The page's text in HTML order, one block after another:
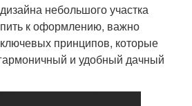
небольшого участка
к оформлению, важно
принципов, которые
и удобный дачный